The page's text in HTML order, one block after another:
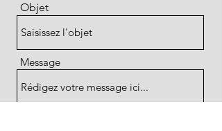
Objet
Message